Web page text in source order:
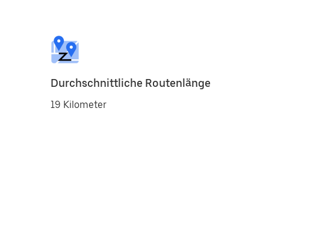
Durchschnittliche Routenlänge
19 Kilometer